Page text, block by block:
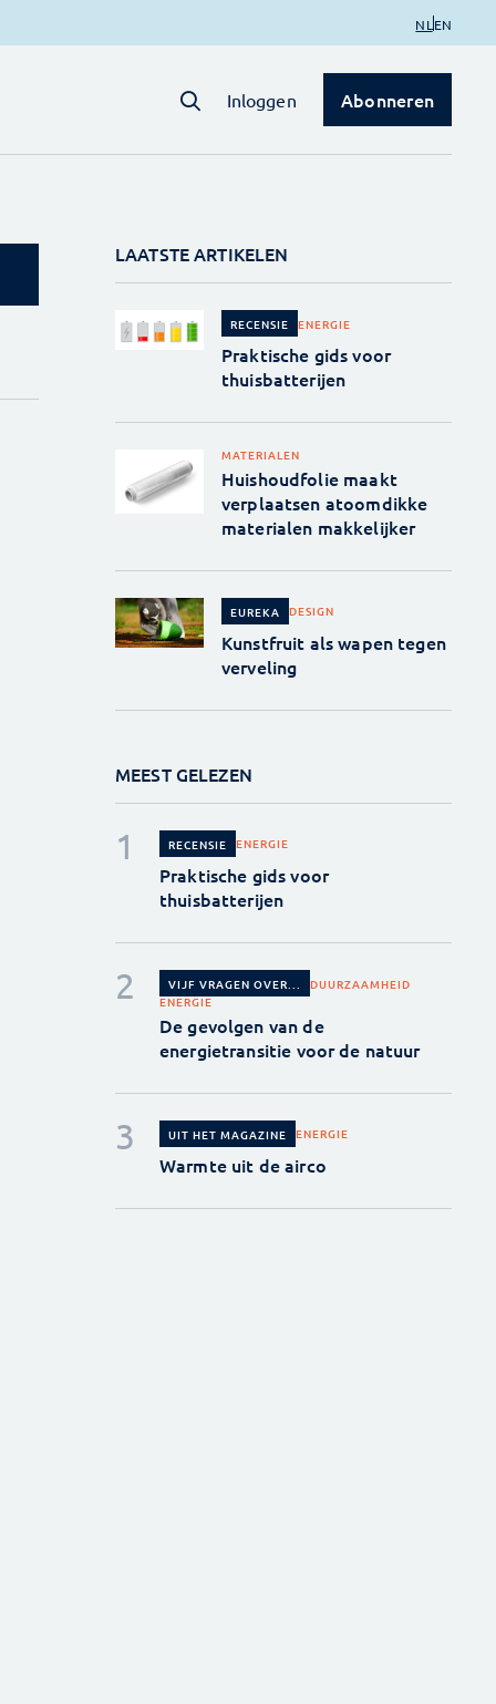
NL EN
Inloggen Abonneren
LAATSTE ARTIKELEN
RECENSIE ENERGIE
Praktische gids voor
thuisbatterijen
MATERIALEN
Huishoudfolie maakt
verplaatsen atoomdikke
materialen makkelijker
EUREKA DESIGN
Kunstfruit als wapen tegen
verveling
MEEST GELEZEN
RECENSIE ENERGIE
Praktische gids voor
thuisbatterijen
VIJF VRAGEN OVER...
DUURZAAMHEID
ENERGIE
De gevolgen van de
energietransitie voor de natuur
UIT HET MAGAZINE ENERGIE
Warmte uit de airco